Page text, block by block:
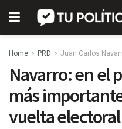
Home PRD Juan Carlos
Navarro: en el
más
vuelta electoral